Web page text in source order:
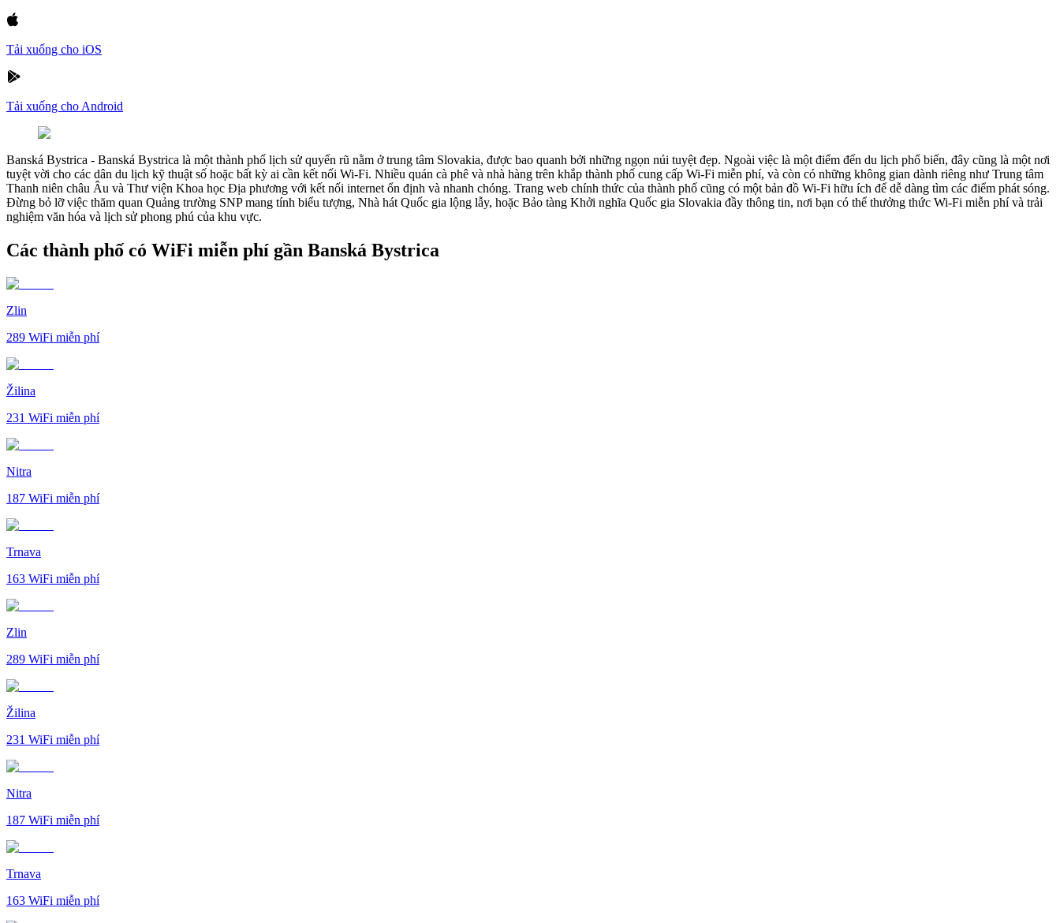
Tải xuống cho iOS
Tải xuống cho Android
Banská Bystrica - Banská Bystrica là một thành phố lịch sử quyến rũ nằm ở trung tâm Slovakia, được bao quanh bởi những ngọn núi tuyệt đẹp. Ngoài việc là một điểm đến du lịch phổ biến, đây cũng là một nơi
tuyệt vời cho các dân du lịch kỹ thuật số hoặc bất kỳ ai cần kết nối Wi-Fi. Nhiều quán cà phê và nhà hàng trên khắp thành phố cung cấp Wi-Fi miễn phí, và còn có những không gian dành riêng như Trung tâm
Thanh niên châu Âu và Thư viện Khoa học Địa phương với kết nối internet ổn định và nhanh chóng. Trang web chính thức của thành phố cũng có một bản đồ Wi-Fi hữu ích để dễ dàng tìm các điểm phát sóng.
Đừng bỏ lỡ việc thăm quan Quảng trường SNP mang tính biểu tượng, Nhà hát Quốc gia lộng lẫy, hoặc Bảo tàng Khởi nghĩa Quốc gia Slovakia đầy thông tin, nơi bạn có thể thưởng thức Wi-Fi miễn phí và trải
nghiệm văn hóa và lịch sử phong phú của khu vực.
Các thành phố có WiFi miễn phí gần Banská Bystrica
Zlin
289 WiFi miễn phí
Žilina
231 WiFi miễn phí
Nitra
187 WiFi miễn phí
Trnava
163 WiFi miễn phí
Zlin
289 WiFi miễn phí
Žilina
231 WiFi miễn phí
Nitra
187 WiFi miễn phí
Trnava
163 WiFi miễn phí